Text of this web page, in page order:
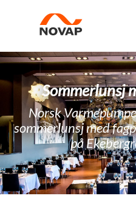
Sommerlunsj
Norsk
sommerlunsj med
på